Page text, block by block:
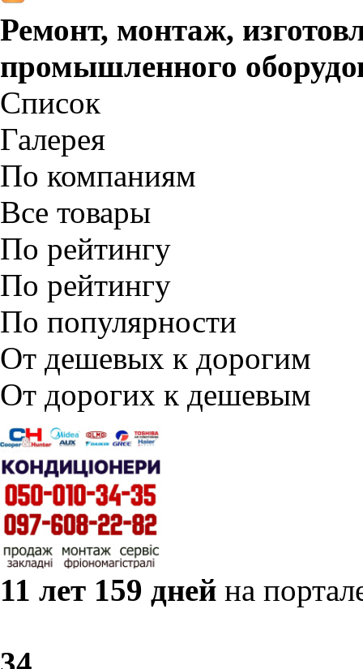
Ремонт, монтаж,
промышленного
Список
Галерея
По компаниям
Все товары
По рейтингу
По рейтингу
По популярности
От дешевых к дорогим
От дорогих к дешевым
11 лет 159 дней на